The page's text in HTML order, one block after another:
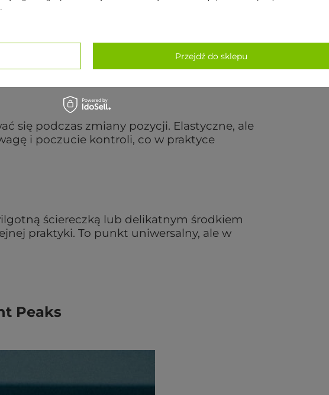
na zapachy i kontakt ze sztucznymi
się podczas zmiany pozycji. Elastyczne, ale
i poczucie kontroli, co w praktyce
ściereczką lub delikatnym środkiem
praktyki. To punkt uniwersalny, ale w
Peaks
Przejdź do sklepu